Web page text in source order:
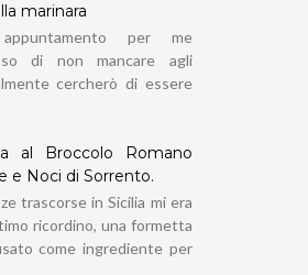
marinara
per me
di non mancare agli
cercherò di essere
al Broccolo Romano
e Noci di Sorrento.
trascorse in Sicilia mi era
ricordino, una formetta
come ingrediente per